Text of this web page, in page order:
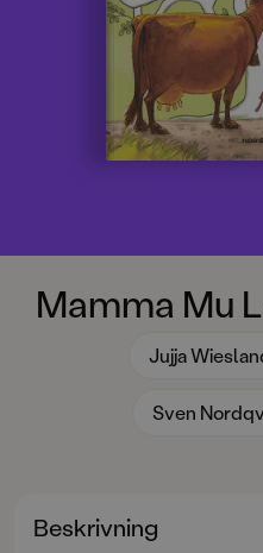
Mamma Mu
Jujja
Sven
Beskrivning